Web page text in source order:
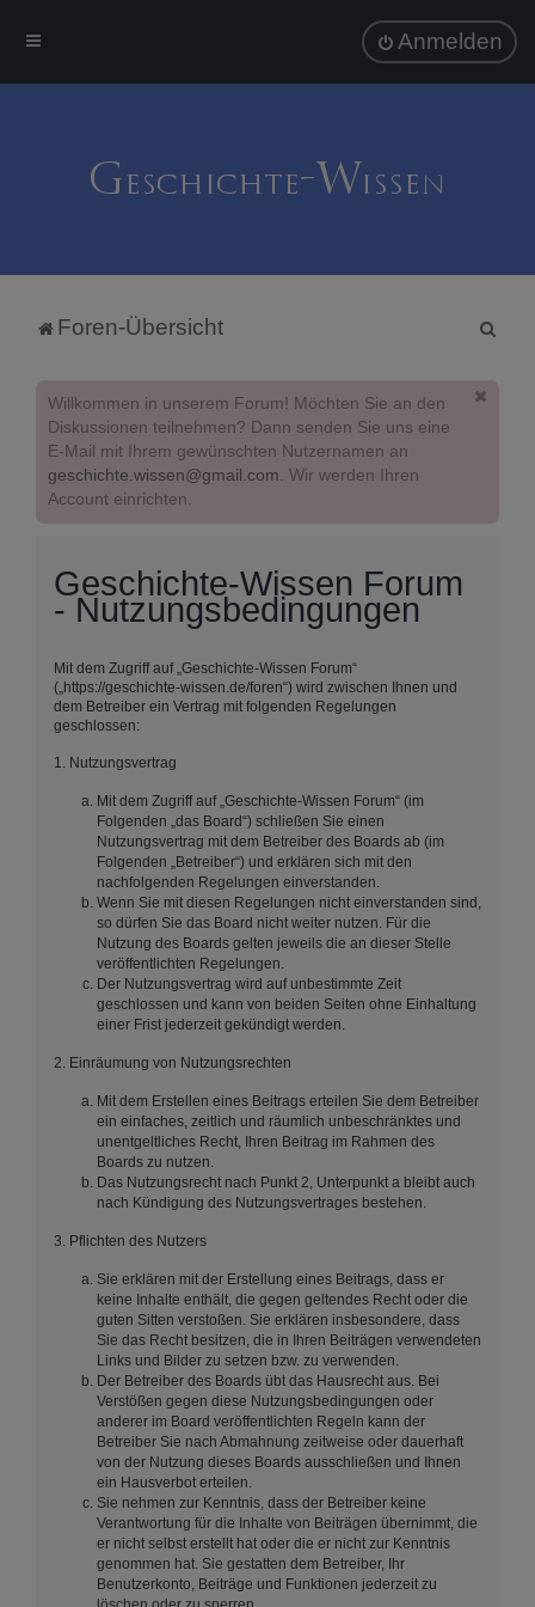
Anmelden
Foren-Übersicht
Willkommen in unserem Forum! Möchten Sie an den
Diskussionen teilnehmen? Dann senden Sie uns eine
E-Mail mit Ihrem gewünschten Nutzernamen an
geschichte.wissen@gmail.com. Wir werden Ihren
Account einrichten.
Geschichte-Wissen Forum
- Nutzungsbedingungen
Mit dem Zugriff auf „Geschichte-Wissen Forum“
(„https://geschichte-wissen.de/foren“) wird zwischen Ihnen und
dem Betreiber ein Vertrag mit folgenden Regelungen
geschlossen:
1. Nutzungsvertrag
Mit dem Zugriff auf „Geschichte-Wissen Forum“ (im
Folgenden „das Board“) schließen Sie einen
Nutzungsvertrag mit dem Betreiber des Boards ab (im
Folgenden „Betreiber“) und erklären sich mit den
nachfolgenden Regelungen einverstanden.
Wenn Sie mit diesen Regelungen nicht einverstanden sind,
so dürfen Sie das Board nicht weiter nutzen. Für die
Nutzung des Boards gelten jeweils die an dieser Stelle
veröffentlichten Regelungen.
Der Nutzungsvertrag wird auf unbestimmte Zeit
geschlossen und kann von beiden Seiten ohne Einhaltung
einer Frist jederzeit gekündigt werden.
2. Einräumung von Nutzungsrechten
Mit dem Erstellen eines Beitrags erteilen Sie dem Betreiber
ein einfaches, zeitlich und räumlich unbeschränktes und
unentgeltliches Recht, Ihren Beitrag im Rahmen des
Boards zu nutzen.
Das Nutzungsrecht nach Punkt 2, Unterpunkt a bleibt auch
nach Kündigung des Nutzungsvertrages bestehen.
3. Pflichten des Nutzers
Sie erklären mit der Erstellung eines Beitrags, dass er
keine Inhalte enthält, die gegen geltendes Recht oder die
guten Sitten verstoßen. Sie erklären insbesondere, dass
Sie das Recht besitzen, die in Ihren Beiträgen verwendeten
Links und Bilder zu setzen bzw. zu verwenden.
Der Betreiber des Boards übt das Hausrecht aus. Bei
Verstößen gegen diese Nutzungsbedingungen oder
anderer im Board veröffentlichten Regeln kann der
Betreiber Sie nach Abmahnung zeitweise oder dauerhaft
von der Nutzung dieses Boards ausschließen und Ihnen
ein Hausverbot erteilen.
Sie nehmen zur Kenntnis, dass der Betreiber keine
Verantwortung für die Inhalte von Beiträgen übernimmt, die
er nicht selbst erstellt hat oder die er nicht zur Kenntnis
genommen hat. Sie gestatten dem Betreiber, Ihr
Benutzerkonto, Beiträge und Funktionen jederzeit zu